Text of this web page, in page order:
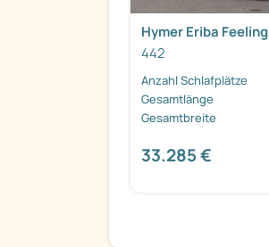
Hymer Eriba Feeling
442
Anzahl Schlafplätze
Gesamtlänge
Gesamtbreite
33.285 €